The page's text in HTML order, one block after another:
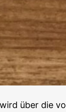
über die